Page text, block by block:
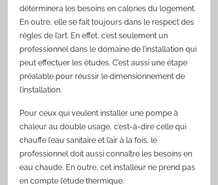
déterminera les besoins en calories du logement.
En outre, elle se fait toujours dans le respect des
règles de l’art. En effet, c’est seulement un
professionnel dans le domaine de l’installation qui
peut effectuer les études. C’est aussi une étape
préalable pour réussir le dimensionnement de
l’installation.
Pour ceux qui veulent installer une pompe à
chaleur au double usage, c’est-à-dire celle qui
chauffe l’eau sanitaire et l’air à la fois, le
professionnel doit aussi connaître les besoins en
eau chaude. En outre, cet installeur ne prend pas
en compte l’étude thermique.